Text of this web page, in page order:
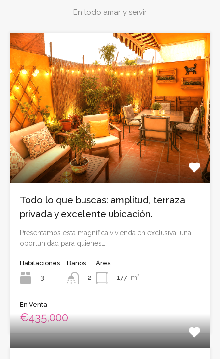
En todo amar y servir
Todo lo que buscas: amplitud, terraza
privada y excelente ubicación.
Presentamos esta magnífica vivienda en exclusiva, una
oportunidad para quienes…
Habitaciones
3
Baños
2
Área
177 m²
En Venta
€435,000